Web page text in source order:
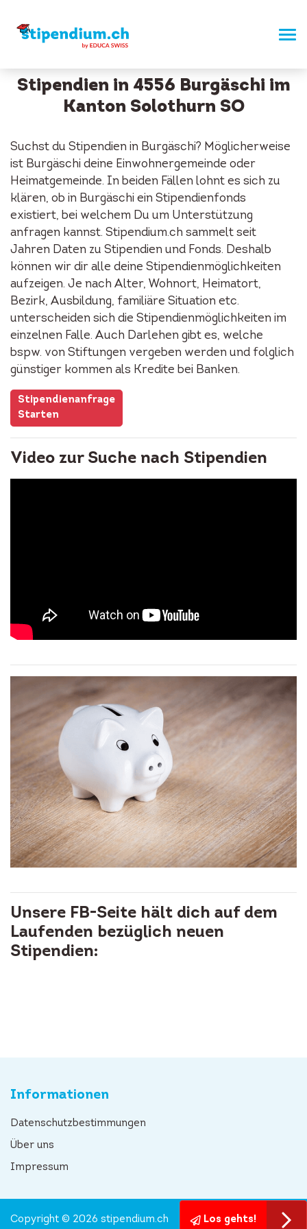
Stipendien in 4556 Burgäschi im
Kanton Solothurn SO
Suchst du Stipendien in Burgäschi? Möglicherweise
ist Burgäschi deine Einwohnergemeinde oder
Heimatgemeinde. In beiden Fällen lohnt es sich zu
klären, ob in Burgäschi ein Stipendienfonds
existiert, bei welchem Du um Unterstützung
anfragen kannst. Stipendium.ch sammelt seit
Jahren Daten zu Stipendien und Fonds. Deshalb
können wir dir alle deine Stipendienmöglichkeiten
aufzeigen. Je nach Alter, Wohnort, Heimatort,
Bezirk, Ausbildung, familiäre Situation etc.
unterscheiden sich die Stipendienmöglichkeiten im
einzelnen Falle. Auch Darlehen gibt es, welche
bspw. von Stiftungen vergeben werden und folglich
günstiger kommen als Kredite bei Banken.
Stipendienanfrage
Starten
Video zur Suche nach Stipendien
Unsere FB-Seite hält dich auf dem
Laufenden bezüglich neuen
Stipendien:
Informationen
Datenschutzbestimmungen
Über uns
Impressum
Los gehts!
Copyright © 2026 stipendium.ch